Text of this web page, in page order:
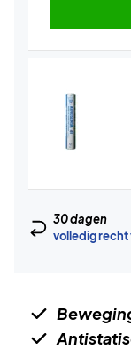
30 dagen
volledig recht